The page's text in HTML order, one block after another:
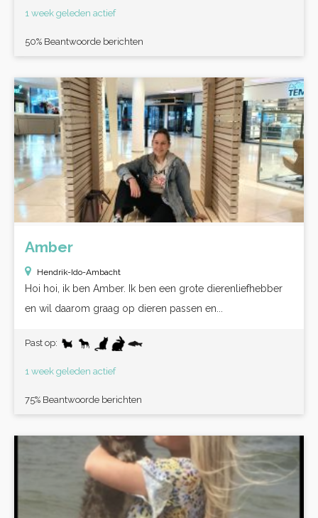
1 week geleden actief
50% Beantwoorde berichten
Amber
Hendrik-Ido-Ambacht
Hoi hoi, ik ben Amber. Ik ben een grote dierenliefhebber
en wil daarom graag op dieren passen en...
Past op:
1 week geleden actief
75% Beantwoorde berichten